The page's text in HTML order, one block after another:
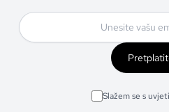
Slažem se s